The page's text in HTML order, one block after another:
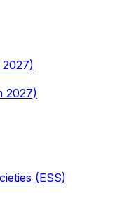
2027)
(ESS)